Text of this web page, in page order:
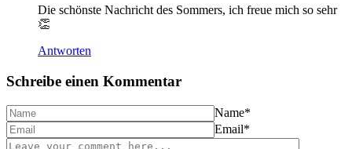
Die schönste Nachricht des Sommers, ich freue mich so sehr
👏
Antworten
Schreibe einen Kommentar
Name*
Email*